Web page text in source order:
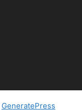
GeneratePress